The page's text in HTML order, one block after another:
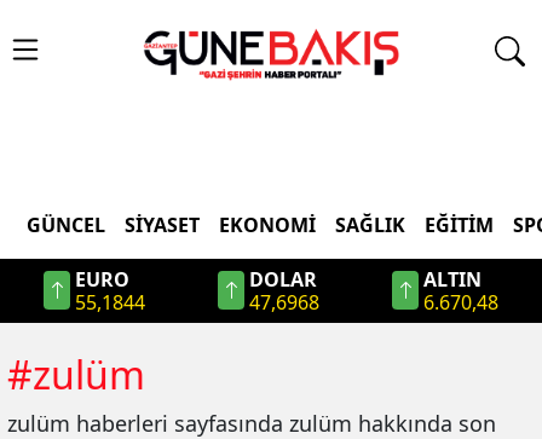
GÜNCEL SIYASET EKONOMI SAĞLIK EĞITIM
EURO
55,1844
DOLAR
47,6968
ALTIN
6.670,48
#zulüm
zulüm haberleri sayfasında zulüm hakkında son